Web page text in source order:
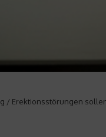
/ Erektionsstörungen